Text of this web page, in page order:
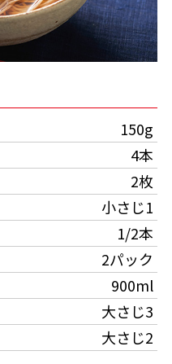
楽チン鍋®
150g
4本
2枚
小さじ1
1/2本
2パック
900ml
大さじ3
大さじ2